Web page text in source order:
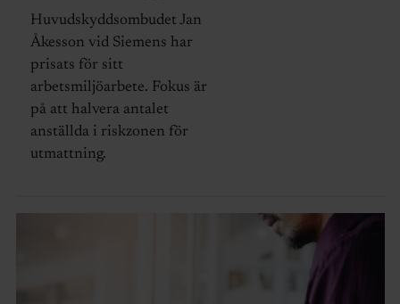
Huvudskyddsombudet Jan
Åkesson vid Siemens har
prisats för sitt
arbetsmiljöarbete. Fokus är
på att halvera antalet
anställda i riskzonen för
utmattning.